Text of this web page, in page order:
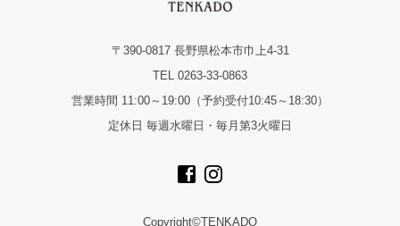
〒390-0817 長野県松本市巾上4-31
TEL 0263-33-0863
営業時間 11:00～19:00（予約受付10:45～18:30）
定休日 毎週水曜日・毎月第3火曜日
Copyright©TENKADO